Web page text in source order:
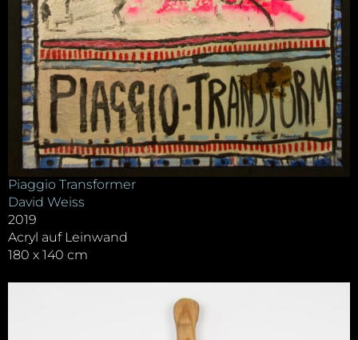
Piaggio Transformer
David Weiss
2019
Acryl auf Leinwand
180 x 140 cm